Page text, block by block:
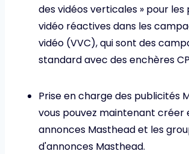
des vidéos verticales » pour les
vidéo réactives dans les
vidéo (VVC), qui sont des
standard avec des enchères
Prise en charge des publicités
vous pouvez maintenant créer
annonces Masthead et les
d'annonces Masthead.